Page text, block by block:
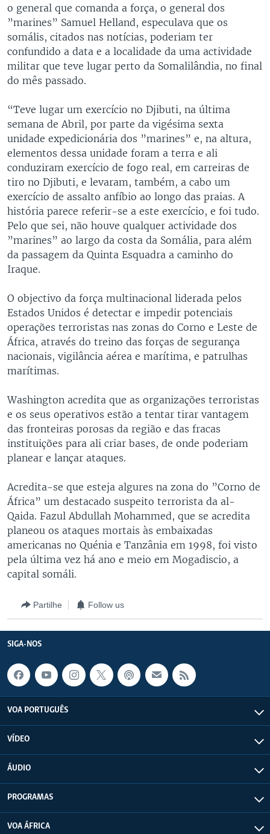
o general que comanda a força, o general dos
”marines” Samuel Helland, especulava que os
somális, citados nas notícias, poderiam ter
confundido a data e a localidade da uma actividade
militar que teve lugar perto da Somalilândia, no final
do mês passado.
“Teve lugar um exercício no Djibuti, na última
semana de Abril, por parte da vigésima sexta
unidade expedicionária dos ”marines” e, na altura,
elementos dessa unidade foram a terra e ali
conduziram exercício de fogo real, em carreiras de
tiro no Djibuti, e levaram, também, a cabo um
exercício de assalto anfíbio ao longo das praias. A
história parece referir-se a este exercício, e foi tudo.
Pelo que sei, não houve qualquer actividade dos
”marines” ao largo da costa da Somália, para além
da passagem da Quinta Esquadra a caminho do
Iraque.
O objectivo da força multinacional liderada pelos
Estados Unidos é detectar e impedir potenciais
operações terroristas nas zonas do Corno e Leste de
África, através do treino das forças de segurança
nacionais, vigilância aérea e marítima, e patrulhas
marítimas.
Washington acredita que as organizações terroristas
e os seus operativos estão a tentar tirar vantagem
das fronteiras porosas da região e das fracas
instituições para ali criar bases, de onde poderiam
planear e lançar ataques.
Acredita-se que esteja algures na zona do ”Corno de
África” um destacado suspeito terrorista da al-
Qaida. Fazul Abdullah Mohammed, que se acredita
planeou os ataques mortais às embaixadas
americanas no Quénia e Tanzânia em 1998, foi visto
pela última vez há ano e meio em Mogadiscio, a
capital somáli.
Partilhe Follow us
SIGA-NOS
VOA PORTUGUÊS
VÍDEO
ÁUDIO
PROGRAMAS
VOA ÁFRICA